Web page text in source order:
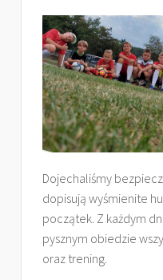
Dojechaliśmy
dopisują wyśmienite
początek. Z każdym
pysznym obiedzie
oraz trening.